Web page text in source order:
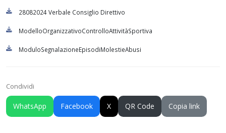
28082024 Verbale Consiglio Direttivo
ModelloOrganizzativoControlloAttivitàSportiva
ModuloSegnalazioneEpisodiMolestieAbusi
Condividi
WhatsApp Facebook X QR Code Copia link